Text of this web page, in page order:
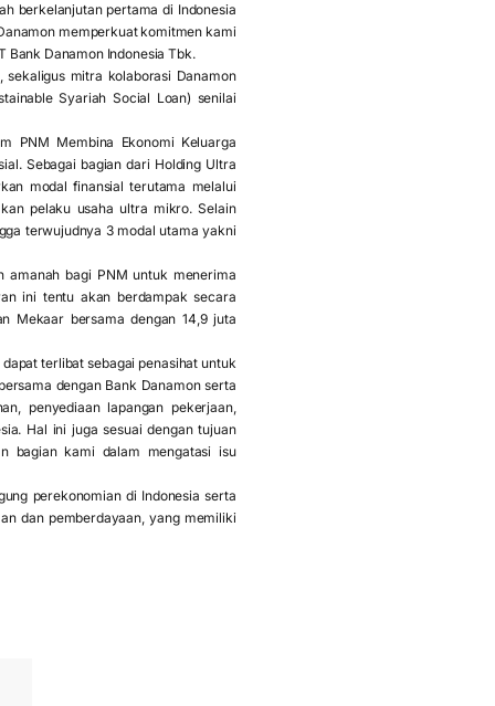
berkelanjutan pertama di Indonesia
memperkuat komitmen kami
Bank Danamon Indonesia Tbk.
mitra kolaborasi Danamon
Syariah Social Loan) senilai
PNM Membina Ekonomi Keluarga
Sebagai bagian dari Holding Ultra
modal finansial terutama melalui
pelaku usaha ultra mikro. Selain
terwujudnya 3 modal utama yakni
amanah bagi PNM untuk menerima
ini tentu akan berdampak secara
Mekaar bersama dengan 14,9 juta
terlibat sebagai penasihat untuk
dengan Bank Danamon serta
penyediaan lapangan pekerjaan,
Hal ini juga sesuai dengan tujuan
bagian kami dalam mengatasi isu
perekonomian di Indonesia serta
dan pemberdayaan, yang memiliki